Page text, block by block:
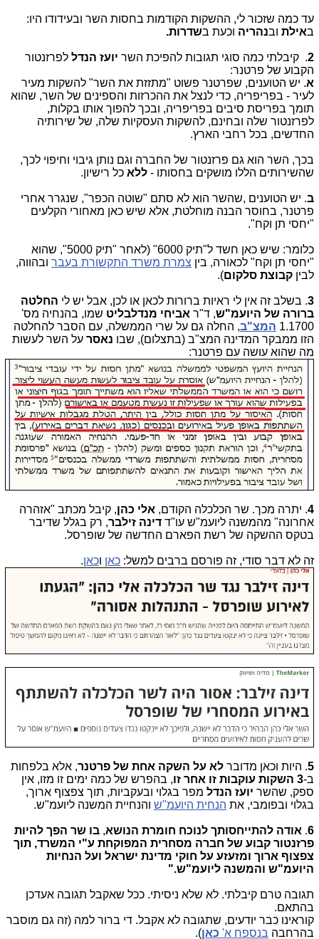
עד כמה שזכור לי, ההשקות הקודמות בחסות השר ובעידודו היו:
באילת ובנהריה וכעת בשדרות.
2. קיבלתי כמה סוגי תגובות להפיכת השר יועז הנדל לפרזנטור
הקבוע של פרטנר:
א. יש הטוענים, שפרטנר פשוט "מתזזת את השר" להשקות מעיר
לעיר - בפריפריה, כדי לנצל את ההכרזות והספינים של השר, שהוא
תומך בפריסת סיבים בפריפריה, ובכך להפוך אותו בקלות,
לפרזנטור שלה ובחינם, להשקות העסקיות שלה, של שירותיה
החדשים, בכל רחבי הארץ.
בכך, השר הוא גם פרזנטור של החברה וגם נותן גיבוי וחיפוי לכך,
שהשירותים הללו מושקים בחסותו - ללא כל רישיון.
ב. יש הטוענים ,שהשר הוא לא סתם "שוטה הכפר", שנגרר אחרי
פרטנר, בחוסר הבנה מוחלטת, אלא שיש כאן מאחורי הקלעים
"יחסי תן וקח".
כלומר: שיש כאן חשד ל"תיק 6000" (לאחר "תיק 5000", שהוא
"יחסי תן וקח" לכאורה, בין צמרת משרד התקשורת בעבר ובהווה,
לבין קבוצת סלקום).
3. בשלב זה אין לי ראיות ברורות לכאן או לכן, אבל יש לי החלטה
ברורה של היועמ"ש, ד"ר אביחי מנדלבליט שמו, בהנחיה מס'
1.1700 המצ"ב, החלה גם על שרי הממשלה, עם הסבר להחלטה
הזו ממבקר המדינה המצ"ב (בתצלום), שבו נאסר על השר לעשות
מה שהוא עושה עם פרטנר:
4. יתרה מכך. שר הכלכלה הקודם, אלי כהן, קיבל מכתב "אזהרה
אחרונה" מהמשנה ליועמ"ש עו"ד דינה זילבר, רק בגלל שדיבר
בטקס ההשקה של רשת הפארם החדשה של שופרסל.
זה לא דבר סודי, זה פורסם ברבים למשל: כאן וכאן.
5. היות וכאן מדובר לא על השקה אחת של פרטנר, אלא בלפחות
ב-3 השקות עוקבות זו אחר זו
, בהפרש של כמה ימים זו מזו, אין
ספק, שהשר יועז הנדל מפר בגלוי ובעקביות, תוך צפצוף ארוך,
בגלוי ובפומבי, את הנחית היועמ"ש והנחיית המשנה ליועמ"ש.
6
. אודה להתייחסותך לנוכח חומרת הנושא, בו שר הפך להיות
פרזנטור קבוע של חברה מסחרית המפוקחת ע"י המשרד, תוך
צפצוף ארוך ומזעזע על חוקי מדינת ישראל ועל הנחיות
היועמ"ש והמשנה ליועמ"ש."
תגובה טרם קיבלתי. לא שלא ניסיתי. ככל שאקבל תגובה אעדכן
בהתאם.
קוראינו כבר יודעים, שתגובה לא אקבל. די ברור למה (זה גם מוסבר
בהרחבה בנספח א' כאן).